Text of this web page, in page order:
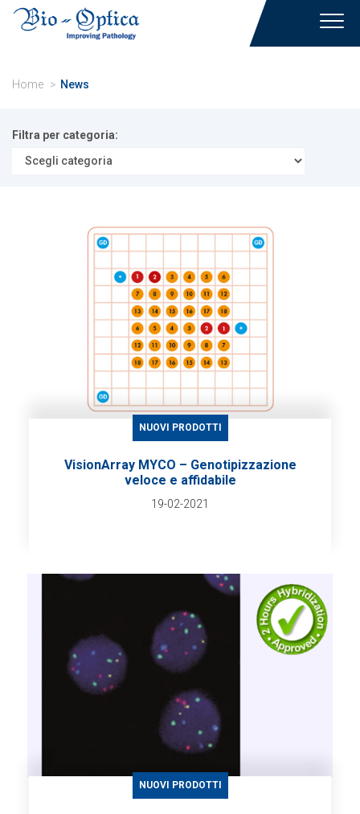
Home News
Filtra per categoria:
NUOVI PRODOTTI
VisionArray MYCO – Genotipizzazione
veloce e affidabile
19-02-2021
NUOVI PRODOTTI